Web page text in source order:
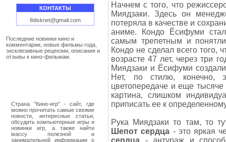
КОНТАКТЫ
8disknet@gmail.com
Последние новинки кино и
комментарии, новые фильмы года,
эксклюзивные рецензии, описания и
отзывы к кино-фильмам.
Страна "Кино-игр" - сайт, где
можно прочитать самые свежие
новости, интересные статьи,
обсудить компьютерные игры и
новинки игр, а также найти
массу полезной и
занимательной информации о
Начнем с того, что
Миядзаки. Здесь он
потеряла в качестве и
аниме. Кондо Ёсифуми
самым трепетным и
Кондо не сделал всего того,
возрасте 47 лет, через три
Миядзаки и Ёсифуми
Нет, по стилю, конечно,
цветопередаче и еще
картина, слишком
приписать ее к
Рука Миядзаки то там, то
Шепот сердца - это яркая
сердца - антураж и